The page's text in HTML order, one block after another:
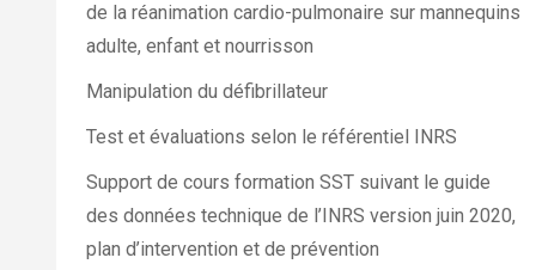
de la réanimation cardio-pulmonaire sur mannequins
adulte, enfant et nourrisson
Manipulation du défibrillateur
Test et évaluations selon le référentiel INRS
Support de cours formation SST suivant le guide
des données technique de l’INRS version juin 2020,
plan d’intervention et de prévention